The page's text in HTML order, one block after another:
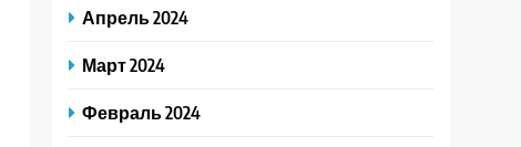
Апрель 2024
Март 2024
Февраль 2024